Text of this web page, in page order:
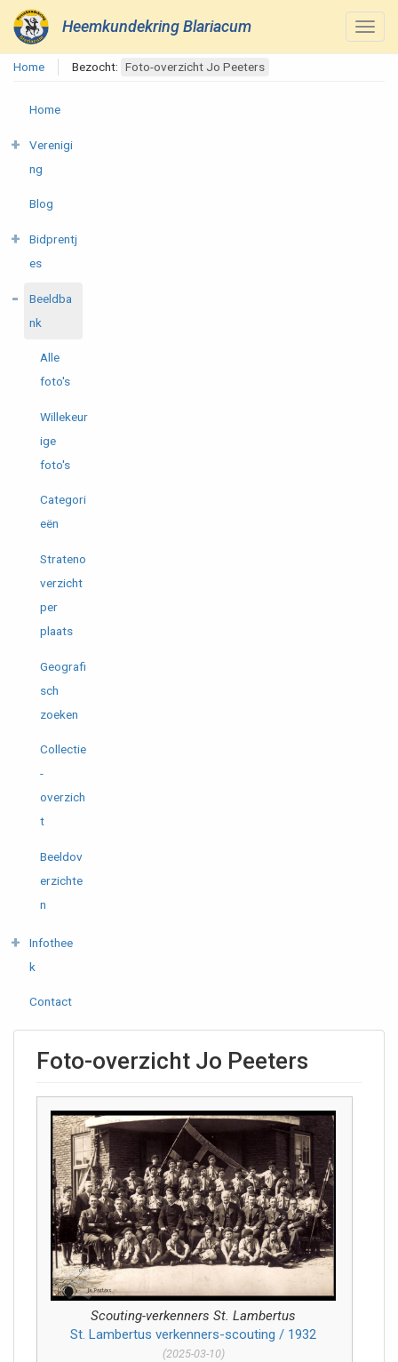
Heemkundekring Blariacum
Home Bezocht: Foto-overzicht Jo Peeters
Home
Verenigi
ng
Blog
Bidprentj
es
Beeldba
nk
Alle
foto's
Willekeur
ige
foto's
Categori
eën
Strateno
verzicht
per
plaats
Geografi
sch
zoeken
Collectie
-
overzich
t
Beeldov
erzichte
n
Infothee
k
Contact
Foto-overzicht Jo Peeters
Scouting-verkenners St. Lambertus
St. Lambertus verkenners-scouting / 1932
(2025-03-10)